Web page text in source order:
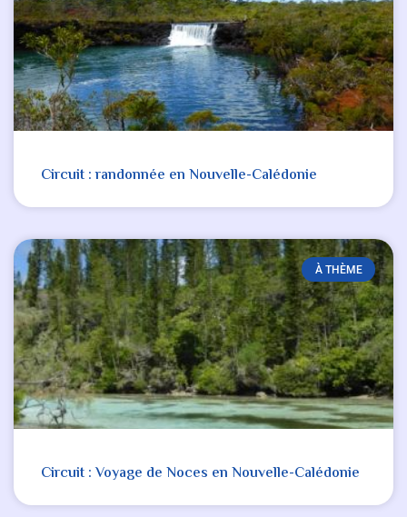
Circuit : randonnée en Nouvelle-Calédonie
À THÈME
Circuit : Voyage de Noces en Nouvelle-Calédonie